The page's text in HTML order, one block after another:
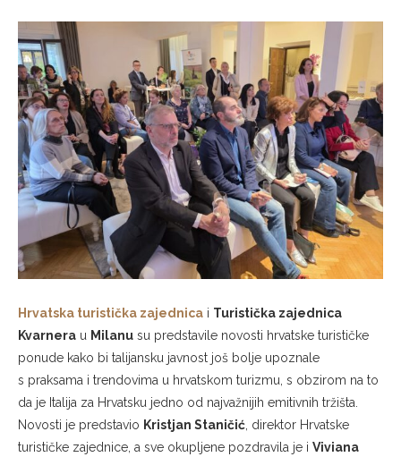
Hrvatska turistička zajednica i Turistička zajednica
Kvarnera u Milanu su predstavile novosti hrvatske turističke
ponude kako bi talijansku javnost još bolje upoznale
s praksama i trendovima u hrvatskom turizmu, s obzirom na to
da je Italija za Hrvatsku jedno od najvažnijih emitivnih tržišta.
Novosti je predstavio Kristjan Staničić , direktor Hrvatske
turističke zajednice, a sve okupljene pozdravila je i Viviana